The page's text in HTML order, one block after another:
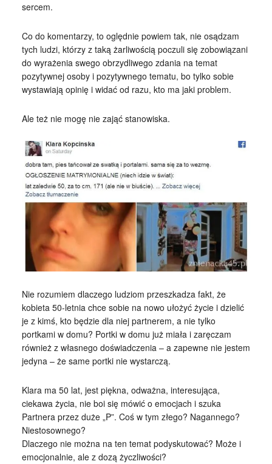
sercem.
Co do komentarzy, to oględnie powiem tak, nie osądzam
tych ludzi, którzy z taką żarliwością poczuli się zobowiązani
do wyrażenia swego obrzydliwego zdania na temat
pozytywnej osoby i pozytywnego tematu, bo tylko sobie
wystawiają opinię i widać od razu, kto ma jaki problem.
Ale też nie mogę nie zająć stanowiska.
Nie rozumiem dlaczego ludziom przeszkadza fakt, że
kobieta 50-letnia chce sobie na nowo ułożyć życie i dzielić
je z kimś, kto będzie dla niej partnerem, a nie tylko
portkami w domu? Portki w domu już miała i zaręczam
również z własnego doświadczenia – a zapewne nie jestem
jedyna – że same portki nie wystarczą.
Klara ma 50 lat, jest piękna, odważna, interesująca,
ciekawa życia, nie boi się mówić o emocjach i szuka
Partnera przez duże „P”. Coś w tym złego? Nagannego?
Niestosownego?
Dlaczego nie można na ten temat podyskutować? Może i
emocjonalnie, ale z dozą życzliwości?